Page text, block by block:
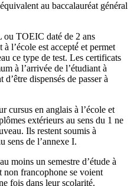
au baccalauréat général
TOEIC daté de 2 ans
l’école est accepté́ et permet
ce type de test. Les certificats
à l’arrivée de l’étudiant à
dispensés de passer à
cursus en anglais à l’école et
extérieurs au sens du 1 ne
Ils restent soumis à
sens de l’annexe I.
moins un semestre d’étude à
non francophone se voient
fois dans leur scolarité.